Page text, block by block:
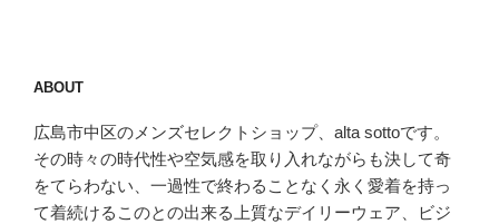
ABOUT
広島市中区のメンズセレクトショップ、alta sottoです。
その時々の時代性や空気感を取り入れながらも決して奇
をてらわない、一過性で終わることなく永く愛着を持っ
て着続けるこのとの出来る上質なデイリーウェア、ビジ